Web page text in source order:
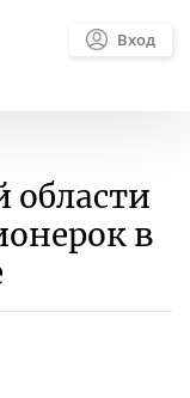
Вход
области
в